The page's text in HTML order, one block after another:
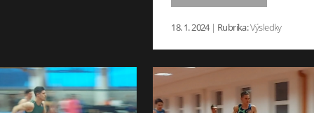
18. 1. 2024 | Rubrika:Výsledky